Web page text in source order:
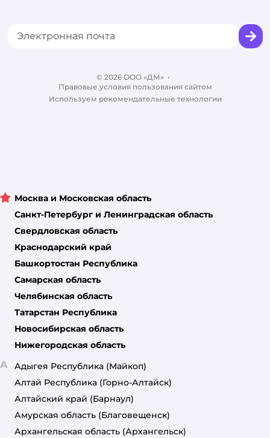
Блог
Корм для собак
© 2026 ООО «ДМ» •
Правовые условия пользования сайтом
Используем рекомендательные технологии
Москва и Московская область
Санкт-Петербург и Ленинградская область
Свердловская область
Краснодарский край
Башкортостан Республика
Самарская область
Челябинская область
Татарстан Республика
Новосибирская область
Нижегородская область
А Адыгея Республика (Майкоп)
Алтай Республика (Горно-Алтайск)
Алтайский край (Барнаул)
Амурская область (Благовещенск)
Архангельская область (Архангельск)